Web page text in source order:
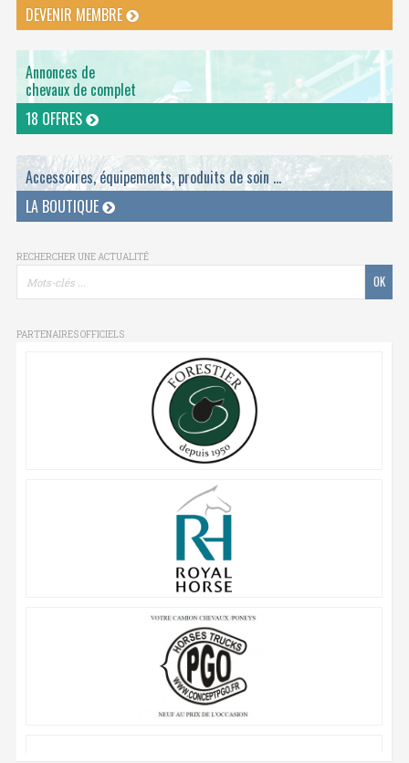
DEVENIR MEMBRE
Annonces de
chevaux de complet
18 OFFRES
Accessoires, équipements, produits de soin ...
LA BOUTIQUE
RECHERCHER UNE ACTUALITÉ
PARTENAIRES OFFICIELS